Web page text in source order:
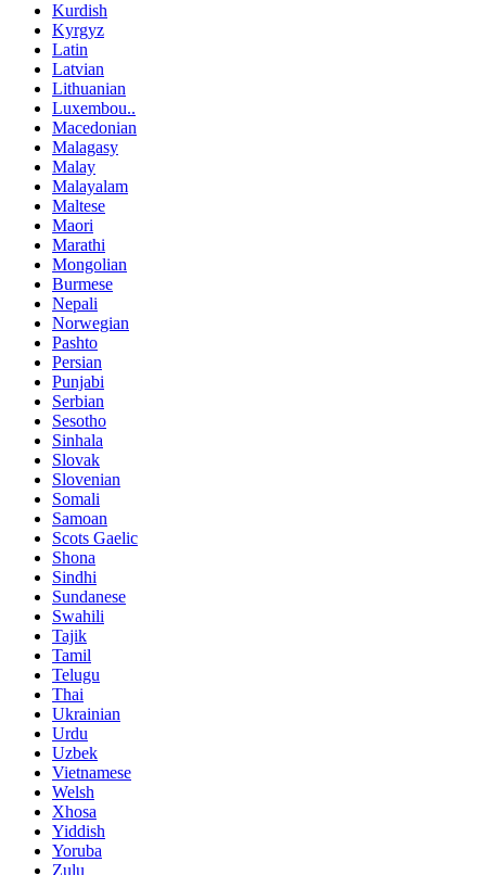
Kurdish
Kyrgyz
Latin
Latvian
Lithuanian
Luxembou..
Macedonian
Malagasy
Malay
Malayalam
Maltese
Maori
Marathi
Mongolian
Burmese
Nepali
Norwegian
Pashto
Persian
Punjabi
Serbian
Sesotho
Sinhala
Slovak
Slovenian
Somali
Samoan
Scots Gaelic
Shona
Sindhi
Sundanese
Swahili
Tajik
Tamil
Telugu
Thai
Ukrainian
Urdu
Uzbek
Vietnamese
Welsh
Xhosa
Yiddish
Yoruba
Zulu